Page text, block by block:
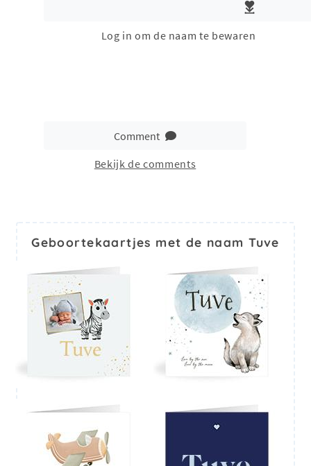
Log in om de naam te bewaren
Comment
Bekijk de comments
Geboortekaartjes met de naam Tuve